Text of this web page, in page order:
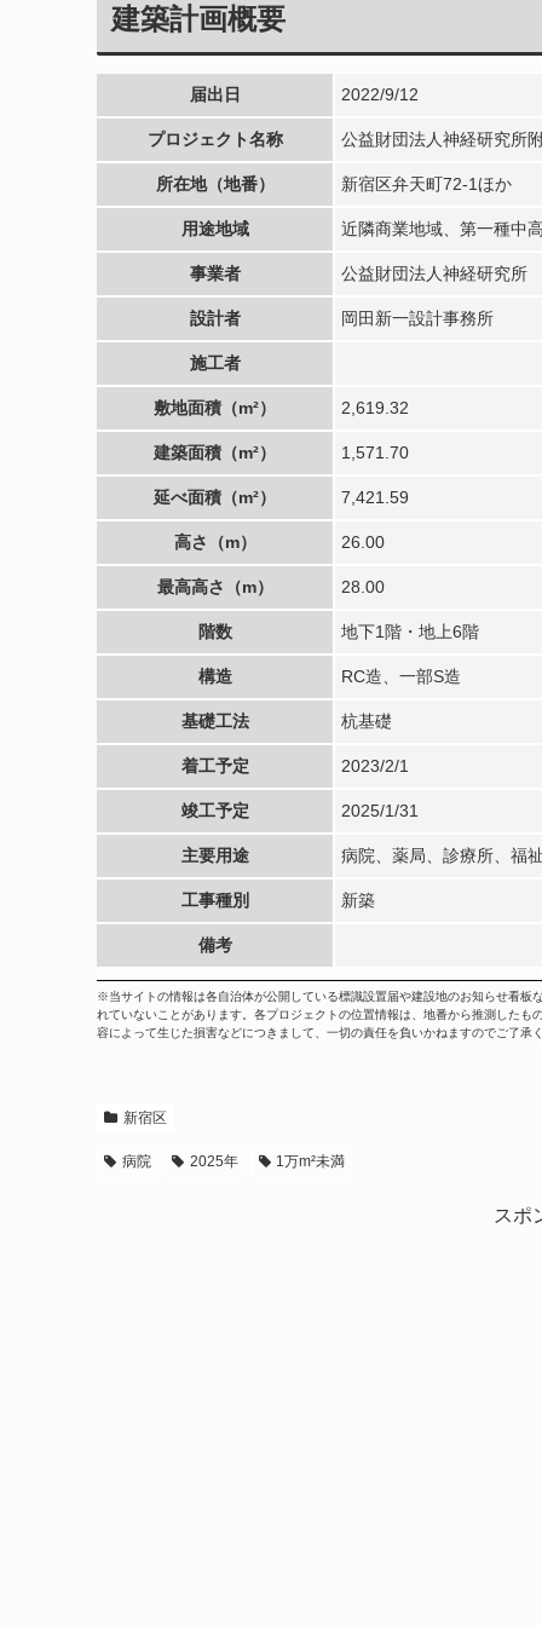
建築計画概要
届出日 2022/9/12
プロジェクト名称 公益財団法人神経研究所
所在地（地番） 新宿区弁天町72-1ほか
用途地域 近隣商業地域、第一種中
事業者 公益財団法人神経研究所
設計者 岡田新一設計事務所
施工者
敷地面積（m²） 2,619.32
建築面積（m²） 1,571.70
延べ面積（m²） 7,421.59
高さ（m） 26.00
最高高さ（m） 28.00
階数 地下1階・地上6階
構造 RC造、一部S造
基礎工法 杭基礎
着工予定 2023/2/1
竣工予定 2025/1/31
主要用途 病院、薬局、診療所、福
工事種別 新築
備考
※当サイトの情報は各自治体が公開している標識設置届や建設地のお知らせ看
れていないことがあります。各プロジェクトの位置情報は、地番から推測した
容によって生じた損害などにつきまして、一切の責任を負いかねますのでご了承
新宿区
病院 2025年 1万m²未満
スポ